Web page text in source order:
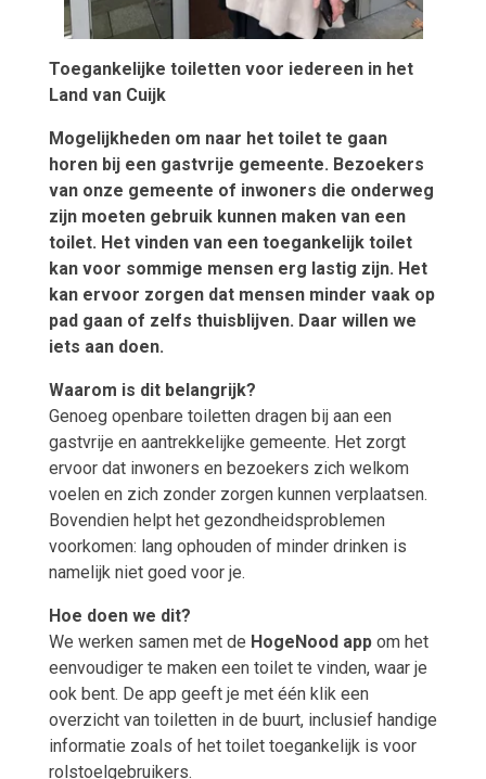
Toegankelijke toiletten voor iedereen in het
Land van Cuijk
Mogelijkheden om naar het toilet te gaan
horen bij een gastvrije gemeente. Bezoekers
van onze gemeente of inwoners die onderweg
zijn moeten gebruik kunnen maken van een
toilet. Het vinden van een toegankelijk toilet
kan voor sommige mensen erg lastig zijn. Het
kan ervoor zorgen dat mensen minder vaak op
pad gaan of zelfs thuisblijven. Daar willen we
iets aan doen.
Waarom is dit belangrijk?
Genoeg openbare toiletten dragen bij aan een
gastvrije en aantrekkelijke gemeente. Het zorgt
ervoor dat inwoners en bezoekers zich welkom
voelen en zich zonder zorgen kunnen verplaatsen.
Bovendien helpt het gezondheidsproblemen
voorkomen: lang ophouden of minder drinken is
namelijk niet goed voor je.
Hoe doen we dit?
We werken samen met de HogeNood app om het
eenvoudiger te maken een toilet te vinden, waar je
ook bent. De app geeft je met één klik een
overzicht van toiletten in de buurt, inclusief handige
informatie zoals of het toilet toegankelijk is voor
rolstoelgebruikers.